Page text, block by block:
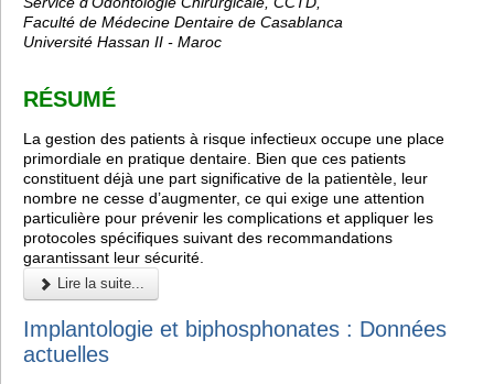
Faculté de Médecine Dentaire de Casablanca
Université Hassan II - Maroc
RÉSUMÉ
La gestion des patients à risque infectieux occupe une place
primordiale en pratique dentaire. Bien que ces patients
constituent déjà une part significative de la patientèle, leur
nombre ne cesse d’augmenter, ce qui exige une attention
particulière pour prévenir les complications et appliquer les
protocoles spécifiques suivant des recommandations
garantissant leur sécurité.
Lire la suite...
Implantologie et biphosphonates : Données
actuelles